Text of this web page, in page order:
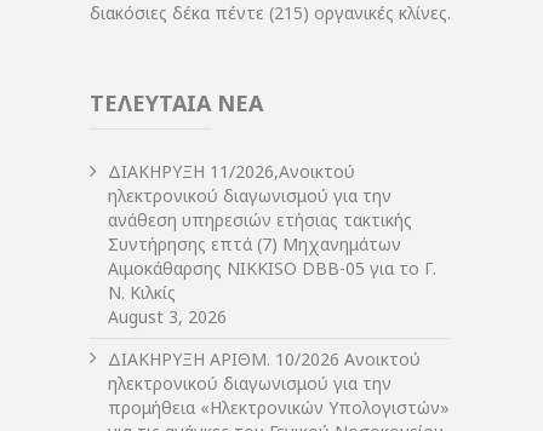
διακόσιες δέκα πέντε (215) οργανικές κλίνες.
ΤΕΛΕΥΤΑΙΑ ΝΕΑ
ΔIΑΚΗΡΥΞΗ 11/2026,Ανοικτού
ηλεκτρονικού διαγωνισμού για την
ανάθεση υπηρεσιών ετήσιας τακτικής
Συντήρησης επτά (7) Μηχανημάτων
Αιμοκάθαρσης NIKKISO DBB-05 για το Γ.
Ν. Κιλκίς
August 3, 2026
ΔIΑΚΗΡΥΞΗ ΑΡIΘΜ. 10/2026 Ανοικτού
ηλεκτρονικού διαγωνισμού για την
προμήθεια «Ηλεκτρονικών Υπολογιστών»